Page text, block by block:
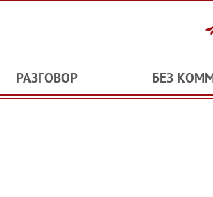
РАЗГОВОР БЕЗ